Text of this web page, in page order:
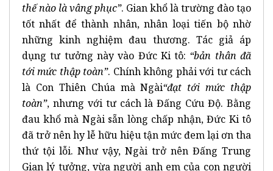
thế nào là vâng phục”. Gian khổ là trường đào tạo
tốt nhất để thành nhân, nhân loại tiến bộ nhờ
những kinh nghiệm đau thương. Tác giả áp
dụng tư tưởng này vào Đức Ki tô: “bản thân đã
tới mức thập toàn”. Chính không phải với tư cách
là Con Thiên Chúa mà Ngài“đạt tới mức thập
toàn”, nhưng với tư cách là Đấng Cứu Độ. Bằng
đau khổ mà Ngài sẵn lòng chấp nhận, Đức Ki tô
đã trở nên hy lễ hữu hiệu tận mức đem lại ơn tha
thứ tội lỗi. Như vậy, Ngài trở nên Đấng Trung
Gian lý tưởng, vừa người anh em của con người